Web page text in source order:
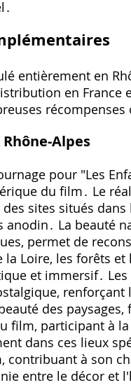
entièrement en
en France
Rhône-Alpes
pour "Les
du film․ Le
sites situés dans
La beauté
permet de
la Loire‚ les forêts
et immersif․
des
film‚ participant à
dans ces lieux
contribuant à son
entre le décor et